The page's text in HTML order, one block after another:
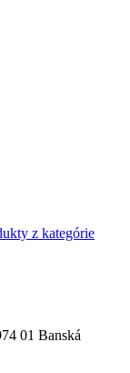
z kategórie
01 Banská